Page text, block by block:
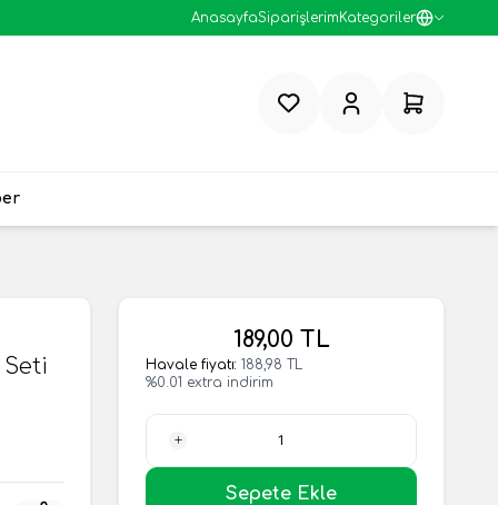
AnasayfaSiparişlerimKategoriler
FavorilerimHesabım Sepetim
189,00 TL
Havale fiyatı: 188,98 TL
%0.01 extra indirim
1 Adet
Sepete Ekle